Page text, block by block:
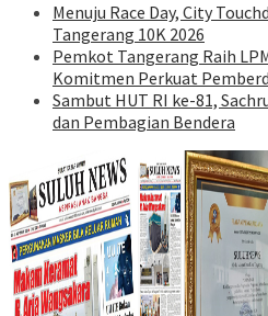
Menuju Race Day, City
Tangerang 10K 2026
Pemkot Tangerang Raih
Komitmen Perkuat
Sambut HUT RI ke-81,
dan Pembagian Bendera